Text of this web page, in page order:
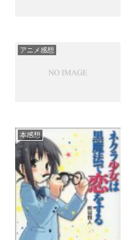
アニメ感想
本感想